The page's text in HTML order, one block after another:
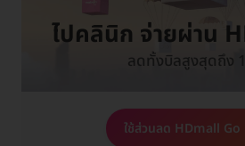
ไปคลินิก จ่ายผ่าน
ลดทั้งบิลสูงสุดถึง
ใช้ส่วนลด HDmall Go